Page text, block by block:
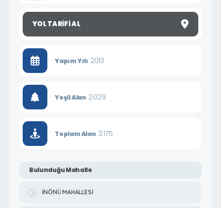
YOL TARIFI AL
Yapım Yılı 2013
Yeşil Alan 2.029
Toplam Alan 3.175
Bulunduğu Mahalle
İNÖNÜ MAHALLESİ